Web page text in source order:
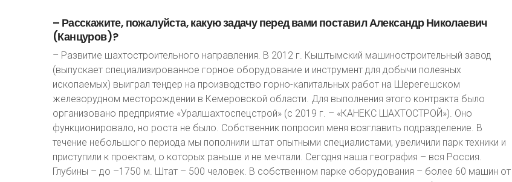
– Расскажите, пожалуйста,какуюзадачупередвами поставилАлександрНиколаевич
(Канцуров)?
– Развитие шахтостроительного направления. В 2012 г. Кыштымский машиностроительный завод
(выпускает специализированное горное оборудование и инструмент для добычи полезных
ископаемых) выиграл тендер на производство горно-капитальных работ на Шерегешском
железорудном месторождении в Кемеровской области. Для выполнения этого контракта было
организовано предприятие «Уралшахтоспецстрой» (с 2019 г. – «КАНЕКС ШАХТОСТРОЙ»). Оно
функционировало, но роста не было. Собственник попросил меня возглавить подразделение. В
течение небольшого периода мы пополнили штат опытными специалистами, увеличили парк техники и
приступили к проектам, о которых раньше и не мечтали. Сегодня наша география – вся Россия.
Глубины – до –1750 м. Штат – 500 человек. В собственном парке оборудования – более 60 машин от